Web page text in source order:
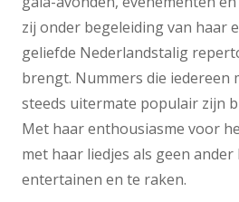
zij onder begeleiding van haar
geliefde Nederlandstalig
brengt. Nummers die iedereen
steeds uitermate populair zijn
Met haar enthousiasme voor
met haar liedjes als geen
entertainen en te raken.